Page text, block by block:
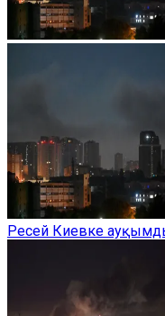
Ресей Киевке